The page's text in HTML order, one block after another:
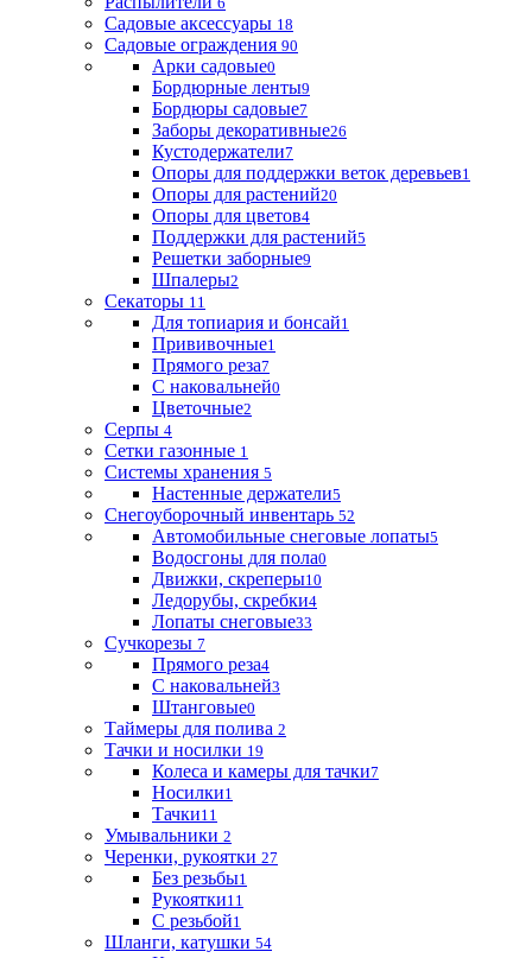
Садовые аксессуары 18
Садовые ограждения 90
Арки садовые0
Бордюрные ленты9
Бордюры садовые7
Заборы декоративные26
Кустодержатели7
Опоры для поддержки веток деревьев1
Опоры для растений20
Опоры для цветов4
Поддержки для растений5
Решетки заборные9
Шпалеры2
Секаторы 11
Для топиария и бонсай1
Прививочные1
Прямого реза7
С наковальней0
Цветочные2
Серпы 4
Сетки газонные 1
Системы хранения 5
Настенные держатели5
Снегоуборочный инвентарь 52
Автомобильные снеговые лопаты5
Водосгоны для пола0
Движки, скреперы10
Ледорубы, скребки4
Лопаты снеговые33
Сучкорезы 7
Прямого реза4
С наковальней3
Штанговые0
Таймеры для полива 2
Тачки и носилки 19
Колеса и камеры для тачки7
Носилки1
Тачки11
Умывальники 2
Черенки, рукоятки 27
Без резьбы1
Рукоятки11
С резьбой1
Шланги, катушки 54